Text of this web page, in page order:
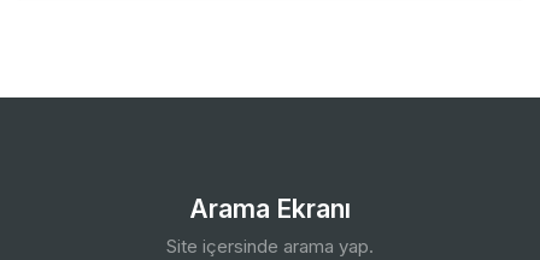
Arama Ekranı
Site içersinde arama yap.